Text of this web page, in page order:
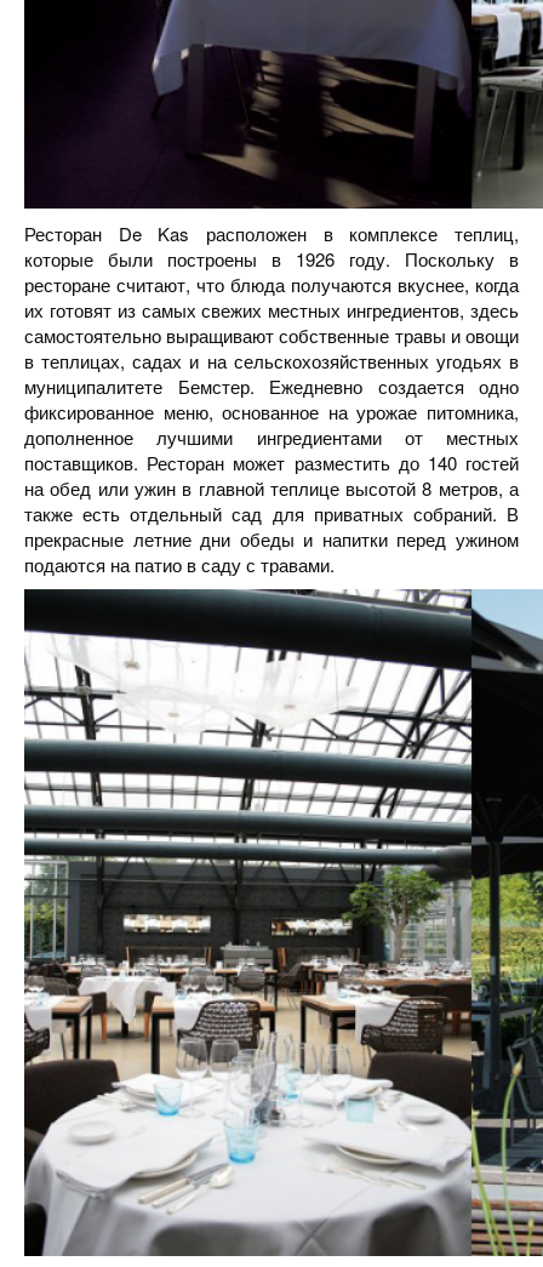
Ресторан De Kas расположен в комплексе теплиц,
которые были построены в 1926 году. Поскольку в
ресторане считают, что блюда получаются вкуснее, когда
их готовят из самых свежих местных ингредиентов, здесь
самостоятельно выращивают собственные травы и овощи
в теплицах, садах и на сельскохозяйственных угодьях в
муниципалитете Бемстер. Ежедневно создается одно
фиксированное меню, основанное на урожае питомника,
дополненное лучшими ингредиентами от местных
поставщиков. Ресторан может разместить до 140 гостей
на обед или ужин в главной теплице высотой 8 метров, а
также есть отдельный сад для приватных собраний. В
прекрасные летние дни обеды и напитки перед ужином
подаются на патио в саду с травами.